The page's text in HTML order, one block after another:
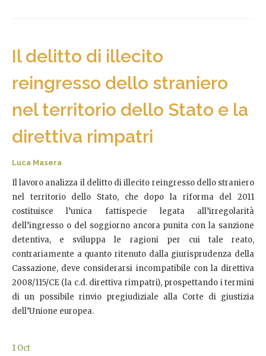
Il delitto di illecito
reingresso dello straniero
nel territorio dello Stato e la
direttiva rimpatri
Luca Masera
Il lavoro analizza il delitto di illecito reingresso dello straniero
nel territorio dello Stato, che dopo la riforma del 2011
costituisce l’unica fattispecie legata all’irregolarità
dell’ingresso o del soggiorno ancora punita con la sanzione
detentiva, e sviluppa le ragioni per cui tale reato,
contrariamente a quanto ritenuto dalla giurisprudenza della
Cassazione, deve considerarsi incompatibile con la direttiva
2008/115/CE (la c.d. direttiva rimpatri), prospettando i termini
di un possibile rinvio pregiudiziale alla Corte di giustizia
dell’Unione europea.
1 Oct